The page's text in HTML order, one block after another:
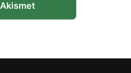
Akismet